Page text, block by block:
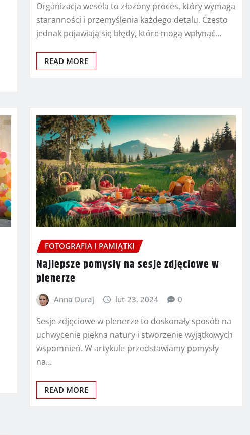
Organizacja wesela to złożony proces, który wymaga
staranności i przemyślenia każdego detalu. Często
jednak pojawiają się błędy, które mogą wpłynąć…
READ MORE
FOTOGRAFIA I PAMIĄTKI
Najlepsze pomysły na sesje zdjęciowe w
plenerze
Anna Duraj lut 23, 2024 0
Sesje zdjęciowe w plenerze to doskonały sposób na
uchwycenie piękna natury i stworzenie wyjątkowych
wspomnień. W artykule przedstawiamy pomysły
na…
READ MORE